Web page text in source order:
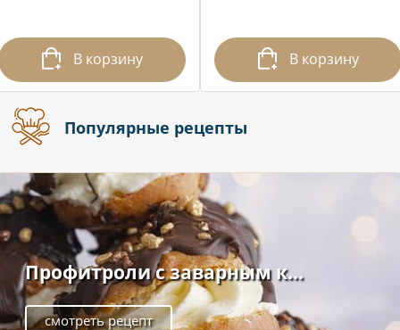
В корзину В корзину
Популярные рецепты
Профитроли с заварным к...
смотреть рецепт